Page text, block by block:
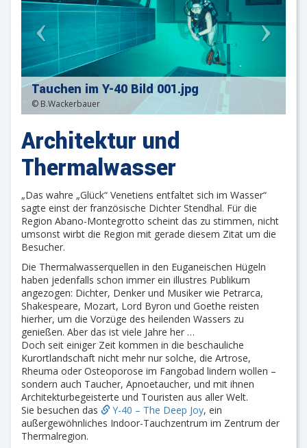
Tauchen im Y-40 Bild 001.jpg
© B.Wackerbauer
Architektur und
Thermalwasser
„Das wahre „Glück“ Venetiens entfaltet sich im Wasser“
sagte einst der französische Dichter Stendhal. Für die
Region Abano-Montegrotto scheint das zu stimmen, nicht
umsonst wirbt die Region mit gerade diesem Zitat um die
Besucher.
Die Thermalwasserquellen in den Euganeischen Hügeln
haben jedenfalls schon immer ein illustres Publikum
angezogen: Dichter, Denker und Musiker wie Petrarca,
Shakespeare, Mozart, Lord Byron und Goethe reisten
hierher, um die Vorzüge des heilenden Wassers zu
genießen. Aber das ist viele Jahre her …
Doch seit einiger Zeit kommen in die beschauliche
Kurortlandschaft nicht mehr nur solche, die Artrose,
Rheuma oder Osteoporose im Fangobad lindern wollen –
sondern auch Taucher, Apnoetaucher, und mit ihnen
Architekturbegeisterte und Touristen aus aller Welt.
Sie besuchen das
Y-40 – The Deep Joy, ein
außergewöhnliches Indoor-Tauchzentrum im Zentrum der
Thermalregion.